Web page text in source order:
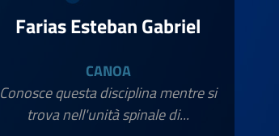
Farias Esteban Gabriel
CANOA
Conosce questa disciplina mentre si
trova nell'unità spinale di...